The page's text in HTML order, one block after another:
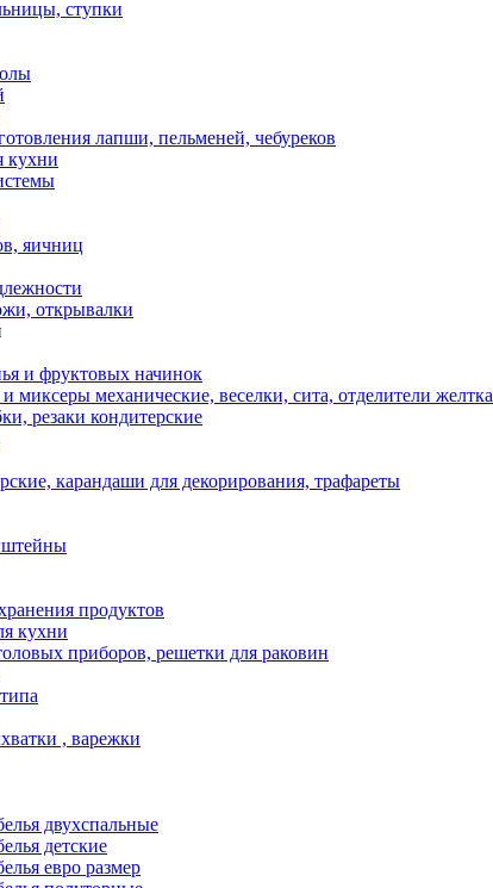
ступки
лапши, пельменей, чебуреков
кухни
яичниц
открывалки
и фруктовых начинок
миксеры механические, веселки, сита, отделители желтка
резаки кондитерские
карандаши для декорирования, трафареты
продуктов
кухни
приборов, решетки для раковин
, варежки
двухспальные
детские
евро размер